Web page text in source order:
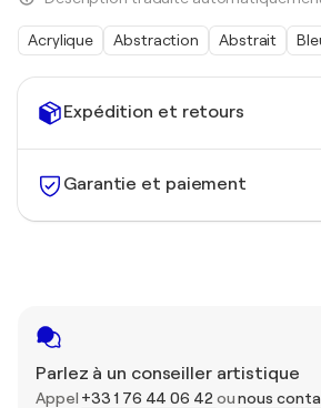
Expédition et retours
Garantie et paiement
Parlez à un conseiller artistique
Appel +33 1 76 44 06 42 ounous
Acrylique Abstraction Abstrait